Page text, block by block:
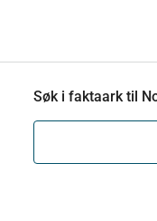
Søk i faktaark til